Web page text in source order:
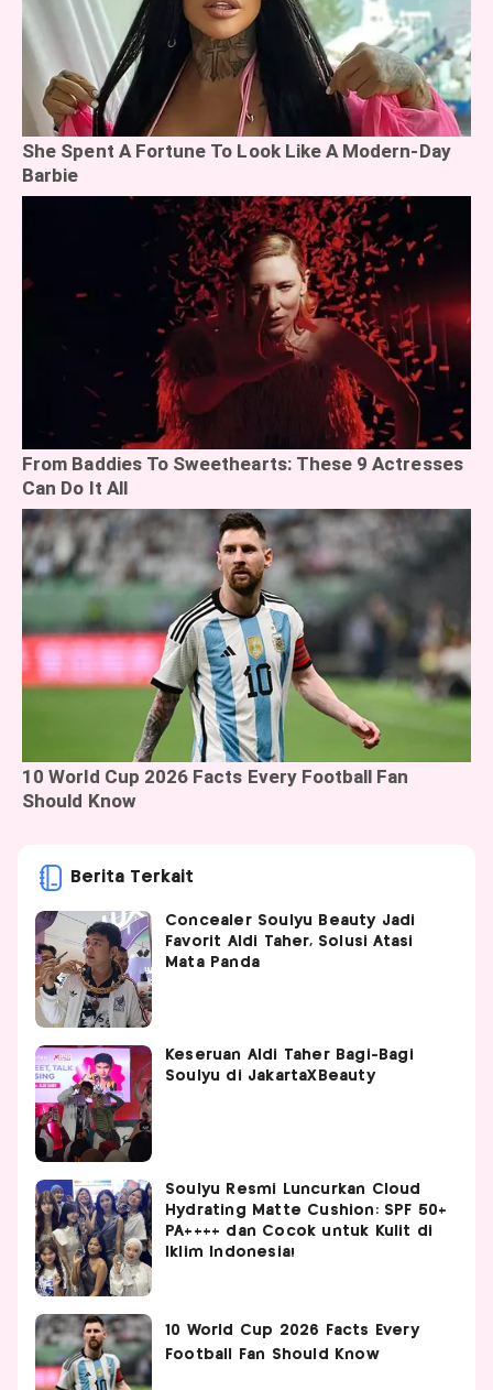
Berita Terkait
Concealer Soulyu Beauty Jadi
Favorit Aldi Taher, Solusi Atasi
Mata Panda
Keseruan Aldi Taher Bagi-Bagi
Soulyu di JakartaXBeauty
Soulyu Resmi Luncurkan Cloud
Hydrating Matte Cushion: SPF 50+
PA++++ dan Cocok untuk Kulit di
Iklim Indonesia!